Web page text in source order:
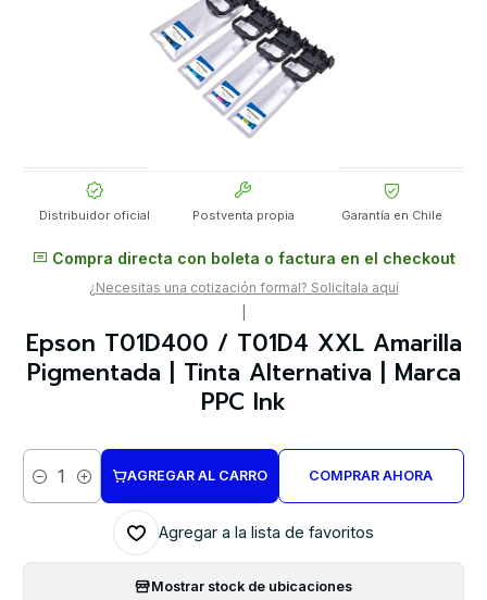
Distribuidor oficial Postventa propia Garantía en Chile
Compra directa con boleta o factura en el checkout
¿Necesitas una cotización formal? Solicítala aquí
Epson T01D400 / T01D4 XXL Amarilla
Pigmentada | Tinta Alternativa | Marca
PPC Ink
Cantidad
AGREGAR AL CARRO COMPRAR AHORA
Agregar a la lista de favoritos
Mostrar stock de ubicaciones